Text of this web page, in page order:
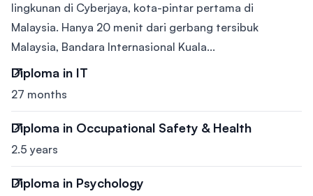
lingkunan di Cyberjaya, kota-pintar pertama di
Malaysia. Hanya 20 menit dari gerbang tersibuk
Malaysia, Bandara Internasional Kuala...
Diploma in IT
27 months
Diploma in Occupational Safety & Health
2.5 years
Diploma in Psychology